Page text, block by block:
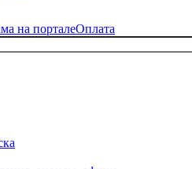
на порталеОплата